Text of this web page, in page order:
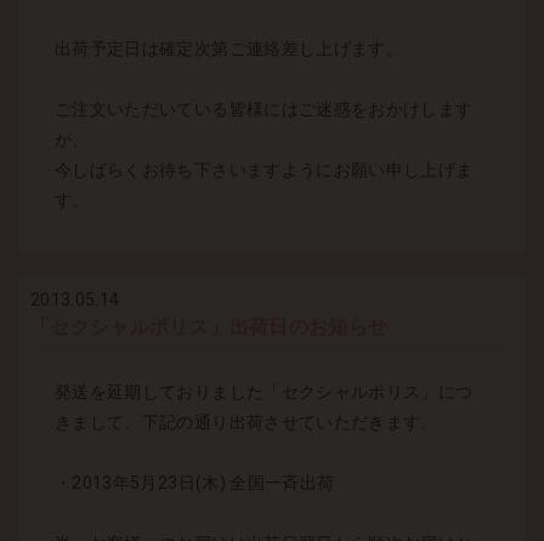
出荷予定日は確定次第ご連絡差し上げます。
ご注文いただいている皆様にはご迷惑をおかけします
が、
今しばらくお待ち下さいますようにお願い申し上げま
す。
2013.05.14
発送を延期しておりました「セクシャルポリス」につ
きまして、下記の通り出荷させていただきます。
・2013年5月23日(木) 全国一斉出荷